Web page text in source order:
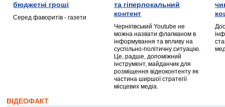
бюджетні гроші
Серед фаворитів - газети
та гіперлокальний
контент
Чернігівський Youtube не
можна назвати флагманом в
інформування та впливу на
суспільно-політичну ситуацію.
Це, радше, допоміжний
інструмент, майданчик для
розміщення відеоконтенту як
частина ширшої стратегії
місцевих медіа.
ВІДЕОФАКТ